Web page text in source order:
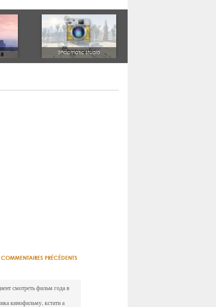
Snapmatic Studio
COMMENTAIRES PRÉCÉDENTS
смотреть фильм года в
кинофильму, кстати а